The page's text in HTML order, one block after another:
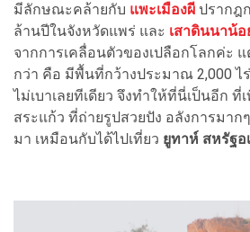
มีลักษณะคล้ายกับ แพะเมืองผี ปรากฎ
ล้านปีในจังหวัดแพร่ และ เสาดินนาน้อ
จากการเคลื่อนตัวของเปลือกโลกค่ะ
กว่า คือ มีพื้นที่กว้างประมาณ 2,000 ไ
ไม่เบาเลยทีเดียว จึงทำให้ที่นี่เป็นอีก ที่
สระแก้ว ที่ถ่ายรูปสวยปัง อลังการมาก
มา เหมือนกับได้ไปเที่ยว ยูทาห์ สหรัฐอ